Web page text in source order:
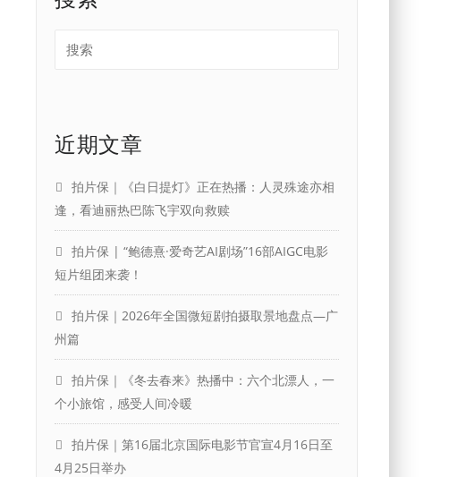
近期文章
拍片保｜《白日提灯》正在热播：人灵殊途亦相
逢，看迪丽热巴陈飞宇双向救赎
拍片保 | “鲍德熹·爱奇艺AI剧场”16部AIGC电影
短片组团来袭！
拍片保｜2026年全国微短剧拍摄取景地盘点—广
州篇
拍片保｜《冬去春来》热播中：六个北漂人，一
个小旅馆，感受人间冷暖
拍片保｜第16届北京国际电影节官宣4月16日至
4月25日举办